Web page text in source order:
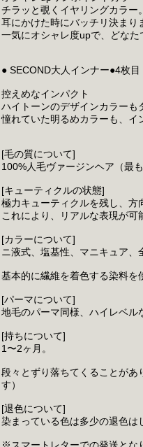
チラッと覗くイヤリングカラー。
耳にかけた時にバッチリ決まり
一気にオシャレ度upで、どなた
● SECOND大人インナー●4枚目
控えめなインパクト
ハイトーンのデザインカラーも
憧れていた明るめカラーも、イ
[毛の質について]
100%人毛ヴァージンヘア（最
[キューティクルの状態]
極力キューティクルを残し、方
これにより、リアルな表現が可
[カラーについて]
ニ液式、塩基性、マニキュア、
基本的に繊維を着色する染料を
[パーマについて]
地毛のパーマ同様、ハイレベル
[持ちについて]
1〜2ヶ月。
段々とずり落ちてくることが
す）
[退色について]
染まっている色は多少の退色は